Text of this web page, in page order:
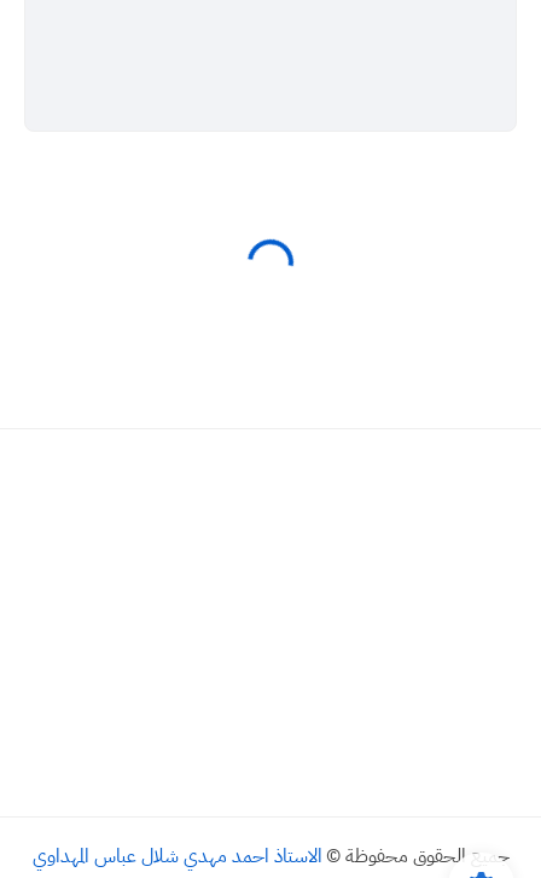
جميع الحقوق محفوظة © الاستاذ احمد مهدي شلال عباس المهداوي